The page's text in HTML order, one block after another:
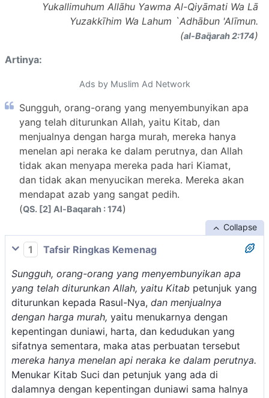
Yukallimuhum Allāhu Yawma Al-Qiyāmati Wa Lā
Yuzakkīhim Wa Lahum `Adhābun 'Alīmun.
(al-Baq̈arah 2:174)
Artinya:
Ads by Muslim Ad Network
Sungguh, orang-orang yang menyembunyikan apa
yang telah diturunkan Allah, yaitu Kitab, dan
menjualnya dengan harga murah, mereka hanya
menelan api neraka ke dalam perutnya, dan Allah
tidak akan menyapa mereka pada hari Kiamat,
dan tidak akan menyucikan mereka. Mereka akan
mendapat azab yang sangat pedih.
(QS. [2] Al-Baqarah : 174)
Collapse
1
Tafsir Ringkas Kemenag
Sungguh, orang-orang yang menyembunyikan apa
yang telah diturunkan Allah, yaitu Kitab petunjuk yang
diturunkan kepada Rasul-Nya, dan menjualnya
dengan harga murah, yaitu menukarnya dengan
kepentingan duniawi, harta, dan kedudukan yang
sifatnya sementara, maka atas perbuatan tersebut
mereka hanya menelan api neraka ke dalam perutnya.
Menukar Kitab Suci dan petunjuk yang ada di
dalamnya dengan kepentingan duniawi sama halnya